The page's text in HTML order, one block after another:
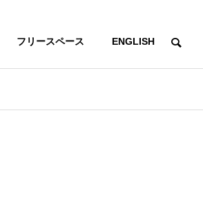
フリースペース ENGLISH